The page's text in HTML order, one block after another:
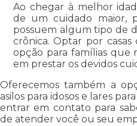
Ao chegar à melhor
de um cuidado maior,
possuem algum tipo de
crônica. Optar por
opção para famílias que
em prestar os devidos
Oferecemos também a
asilos para idosos e lares
entrar em contato para
de atender você ou seu